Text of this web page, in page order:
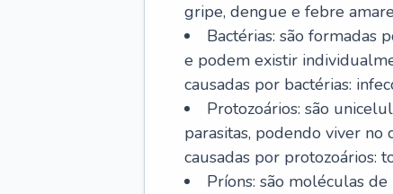
gripe, dengue e febre
Bactérias: são formadas
e podem existir
causadas por bactérias:
Protozoários: são
parasitas, podendo viver no
causadas por protozoários:
Príons: são moléculas